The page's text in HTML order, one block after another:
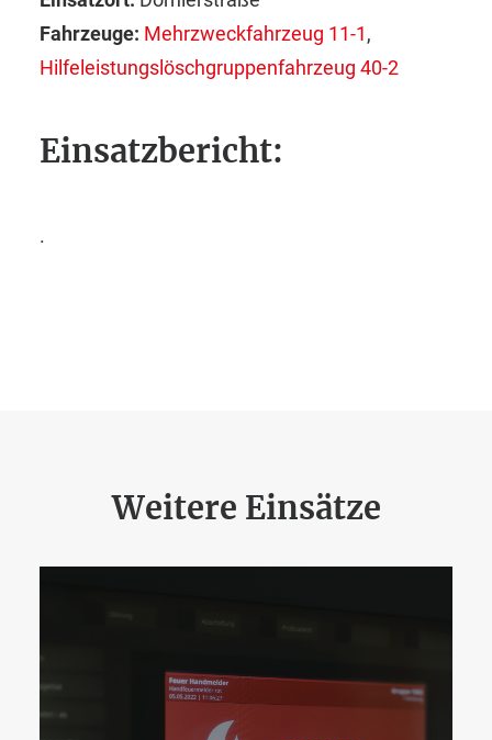
Fahrzeuge: Mehrzweckfahrzeug 11-1,
Hilfeleistungslöschgruppenfahrzeug 40-2
Einsatzbericht:
.
Weitere Einsätze